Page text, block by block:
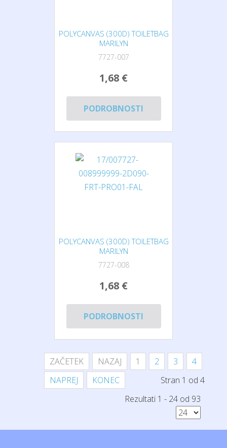
POLYCANVAS (300D) TOILETBAG
MARILYN
7727-007
1,68 €
PODROBNOSTI
POLYCANVAS (300D) TOILETBAG
MARILYN
7727-008
1,68 €
PODROBNOSTI
ZAČETEK NAZAJ 1 2 3
4
NAPREJ
KONEC
Stran 1 od 4
Rezultati 1 - 24 od 93